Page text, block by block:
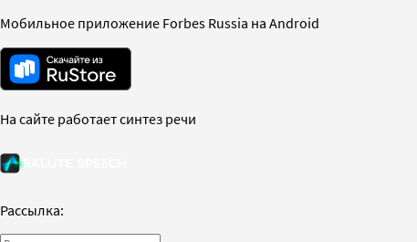
Мобильное приложение Forbes Russia на Android
На сайте работает синтез речи
Рассылка: